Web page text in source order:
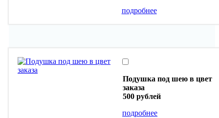
подробнее
Подушка под шею в цвет
заказа
500 рублей
подробнее